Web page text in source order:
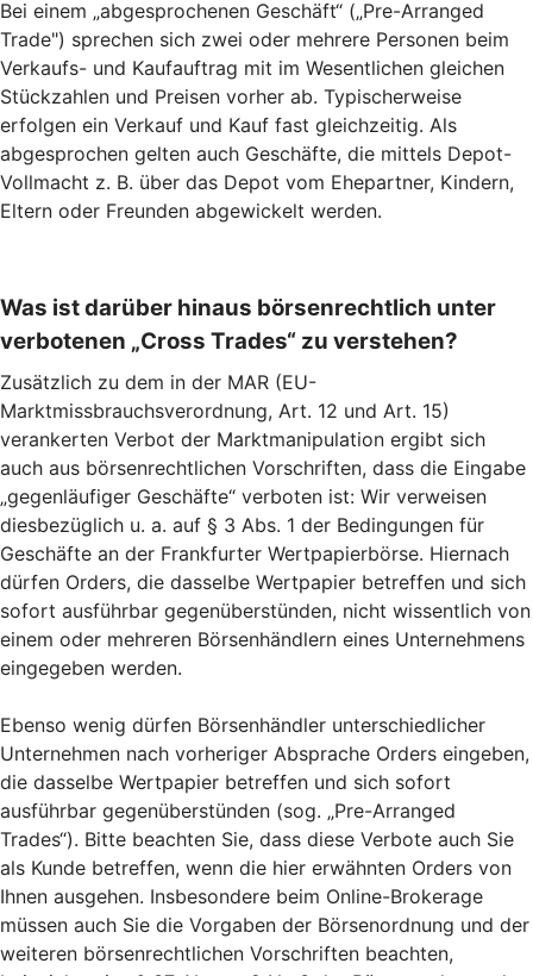
Bei einem „abgesprochenen Geschäft“ („Pre-Arranged
Trade") sprechen sich zwei oder mehrere Personen beim
Verkaufs- und Kaufauftrag mit im Wesentlichen gleichen
Stückzahlen und Preisen vorher ab. Typischerweise
erfolgen ein Verkauf und Kauf fast gleichzeitig. Als
abgesprochen gelten auch Geschäfte, die mittels Depot-
Vollmacht z. B. über das Depot vom Ehepartner, Kindern,
Eltern oder Freunden abgewickelt werden.
Was ist darüber hinaus börsenrechtlich unter
verbotenen „Cross Trades“ zu verstehen?
Zusätzlich zu dem in der MAR (EU-
Marktmissbrauchsverordnung, Art. 12 und Art. 15)
verankerten Verbot der Marktmanipulation ergibt sich
auch aus börsenrechtlichen Vorschriften, dass die Eingabe
„gegenläufiger Geschäfte“ verboten ist: Wir verweisen
diesbezüglich u. a. auf § 3 Abs. 1 der Bedingungen für
Geschäfte an der Frankfurter Wertpapierbörse. Hiernach
dürfen Orders, die dasselbe Wertpapier betreffen und sich
sofort ausführbar gegenüberstünden, nicht wissentlich von
einem oder mehreren Börsenhändlern eines Unternehmens
eingegeben werden.
Ebenso wenig dürfen Börsenhändler unterschiedlicher
Unternehmen nach vorheriger Absprache Orders eingeben,
die dasselbe Wertpapier betreffen und sich sofort
ausführbar gegenüberstünden (sog. „Pre-Arranged
Trades“). Bitte beachten Sie, dass diese Verbote auch Sie
als Kunde betreffen, wenn die hier erwähnten Orders von
Ihnen ausgehen. Insbesondere beim Online-Brokerage
müssen auch Sie die Vorgaben der Börsenordnung und der
weiteren börsenrechtlichen Vorschriften beachten,